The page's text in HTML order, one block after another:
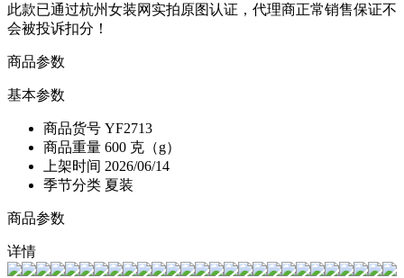
此款已通过杭州女装网实拍原图认证，代理商正常销售保证不
会被投诉扣分！
商品参数
基本参数
商品货号 YF2713
商品重量 600 克（g）
上架时间 2026/06/14
季节分类 夏装
商品参数
详情